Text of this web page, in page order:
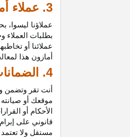
3. عملاء أمازون
عملاؤنا ليسوا،
بطلبات
عملائنا أو
أمازون هذا
4. الضمانات
أنت تقر وتضمن
موقعك أو صيانته
الأحكام أو
قانوني على
مستقل ولا